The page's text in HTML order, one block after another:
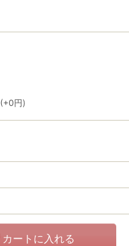
(+0円)
カートに入れる